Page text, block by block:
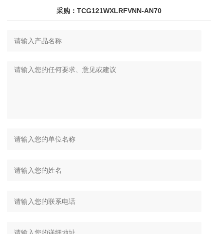
采购：TCG121WXLRFVNN-AN70